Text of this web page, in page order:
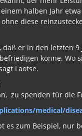
halben Jahr
diese
er in den letzten
könne. Wo
Laotse.
zu spenden für die
medical/
es zum Beispiel, nur